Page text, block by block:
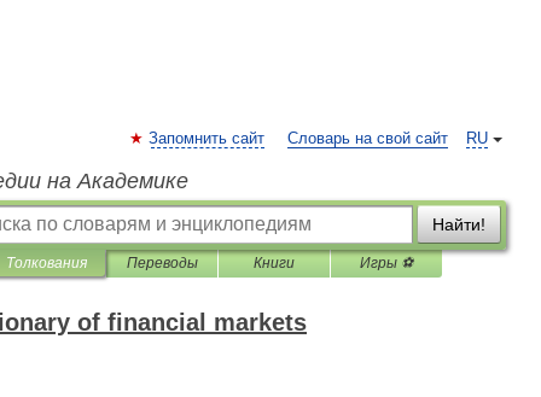
RU
Запомнить сайт Словарь на свой сайт
на Академике
Найти!
Толкования Переводы Книги Игры ⚽
of financial markets